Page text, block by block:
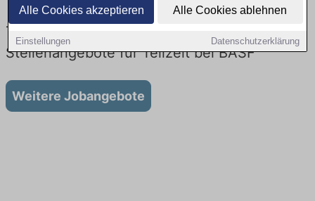
Alle Cookies akzeptieren Alle Cookies ablehnen
Einstellungen Datenschutzerklärung
Teilzeit Jobs bei BASF: Aktuell gibt es keine
Stellenangebote für Teilzeit bei BASF
Weitere Jobangebote